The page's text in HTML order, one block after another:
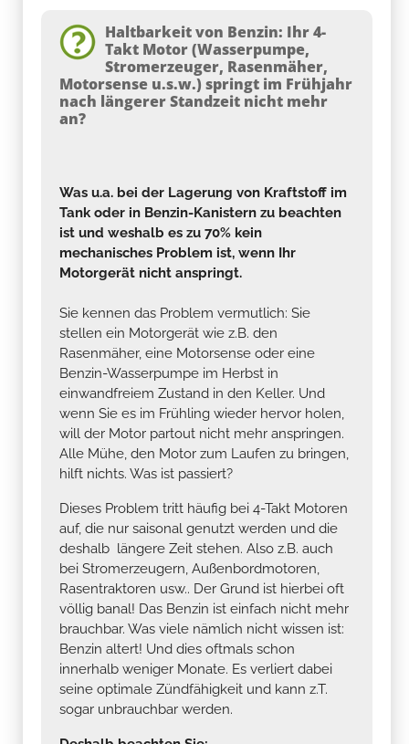
Haltbarkeit von Benzin: Ihr 4-
Takt Motor (Wasserpumpe,
Stromerzeuger, Rasenmäher,
Motorsense u.s.w.) springt im Frühjahr
nach längerer Standzeit nicht mehr
an?
Was u.a. bei der Lagerung von Kraftstoff im
Tank oder in Benzin-Kanistern zu beachten
ist und weshalb es zu 70% kein
mechanisches Problem ist, wenn Ihr
Motorgerät nicht anspringt.
Sie kennen das Problem vermutlich: Sie
stellen ein Motorgerät wie z.B. den
Rasenmäher, eine Motorsense oder eine
Benzin-Wasserpumpe im Herbst in
einwandfreiem Zustand in den Keller. Und
wenn Sie es im Frühling wieder hervor holen,
will der Motor partout nicht mehr anspringen.
Alle Mühe, den Motor zum Laufen zu bringen,
hilft nichts. Was ist passiert?
Dieses Problem tritt häufig bei 4-Takt Motoren
auf, die nur saisonal genutzt werden und die
deshalb längere Zeit stehen. Also z.B. auch
bei Stromerzeugern, Außenbordmotoren,
Rasentraktoren usw.. Der Grund ist hierbei oft
völlig banal! Das Benzin ist einfach nicht mehr
brauchbar. Was viele nämlich nicht wissen ist:
Benzin altert! Und dies oftmals schon
innerhalb weniger Monate. Es verliert dabei
seine optimale Zündfähigkeit und kann z.T.
sogar unbrauchbar werden.